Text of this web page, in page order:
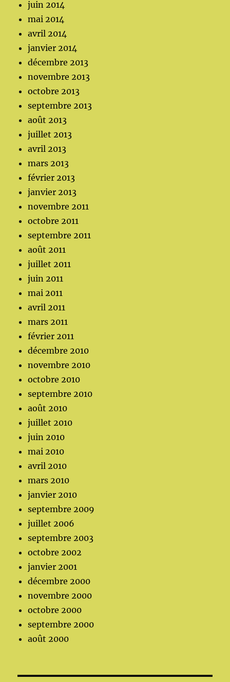
juin 2014
mai 2014
avril 2014
janvier 2014
décembre 2013
novembre 2013
octobre 2013
septembre 2013
août 2013
juillet 2013
avril 2013
mars 2013
février 2013
janvier 2013
novembre 2011
octobre 2011
septembre 2011
août 2011
juillet 2011
juin 2011
mai 2011
avril 2011
mars 2011
février 2011
décembre 2010
novembre 2010
octobre 2010
septembre 2010
août 2010
juillet 2010
juin 2010
mai 2010
avril 2010
mars 2010
janvier 2010
septembre 2009
juillet 2006
septembre 2003
octobre 2002
janvier 2001
décembre 2000
novembre 2000
octobre 2000
septembre 2000
août 2000